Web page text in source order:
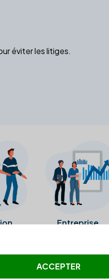
éviter les litiges.
Entreprise
ni été vérifiés par Alexia.fr.
ACCEPTER